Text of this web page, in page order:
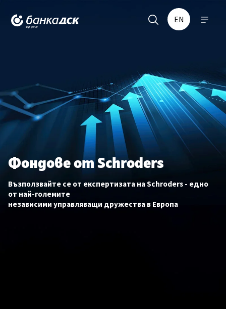
EN
Фондове от Schroders
Възползвайте се от експертизата на Schroders - едно
от най-големите
независими управляващи дружества в Европа